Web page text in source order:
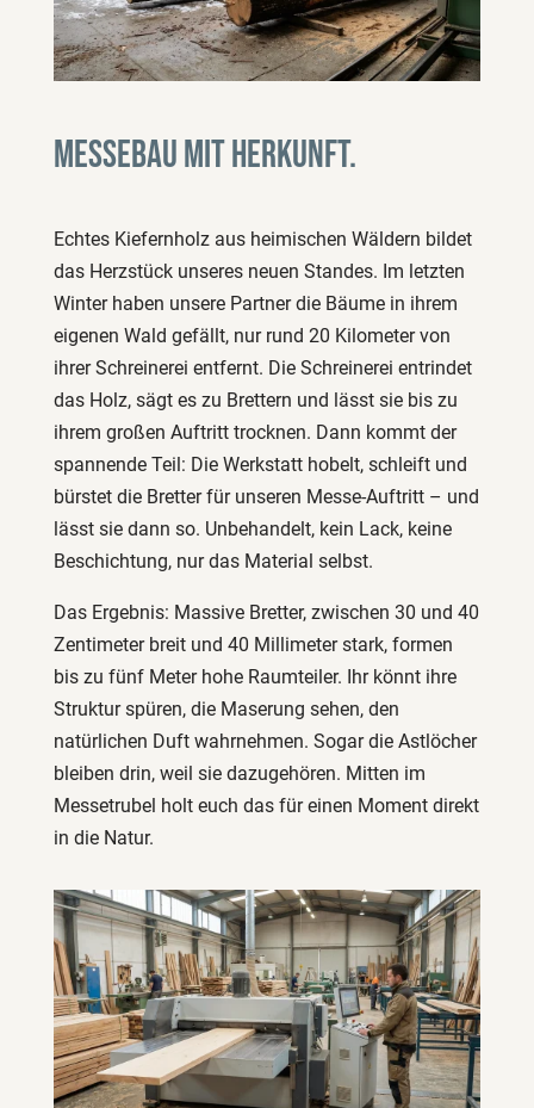
Messebau mit Herkunft.
Echtes Kiefernholz aus heimischen Wäldern bildet
das Herzstück unseres neuen Standes. Im letzten
Winter haben unsere Partner die Bäume in ihrem
eigenen Wald gefällt, nur rund 20 Kilometer von
ihrer Schreinerei entfernt. Die Schreinerei entrindet
das Holz, sägt es zu Brettern und lässt sie bis zu
ihrem großen Auftritt trocknen. Dann kommt der
spannende Teil: Die Werkstatt hobelt, schleift und
bürstet die Bretter für unseren Messe-Auftritt – und
lässt sie dann so. Unbehandelt, kein Lack, keine
Beschichtung, nur das Material selbst.
Das Ergebnis: Massive Bretter, zwischen 30 und 40
Zentimeter breit und 40 Millimeter stark, formen
bis zu fünf Meter hohe Raumteiler. Ihr könnt ihre
Struktur spüren, die Maserung sehen, den
natürlichen Duft wahrnehmen. Sogar die Astlöcher
bleiben drin, weil sie dazugehören. Mitten im
Messetrubel holt euch das für einen Moment direkt
in die Natur.